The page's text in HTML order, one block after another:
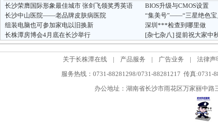
长沙荣膺国际形象最佳城市 张剑飞领奖秀英语
BIOS升级与CMOS设置
长沙中山医院——老品牌皮肤病医院
组装电脑也可参加家电以旧换新
深圳***检查到哪里做
长株潭房博会4月底在长沙举行
[杂七杂八]提前祝大家中
关于长株潭在线 | 产品服务 | 广告业务 |
法律声
服务热线：0731-88281298/0731-88281217 传真:0731-
办公地址：湖南省长沙市雨花区万家丽中